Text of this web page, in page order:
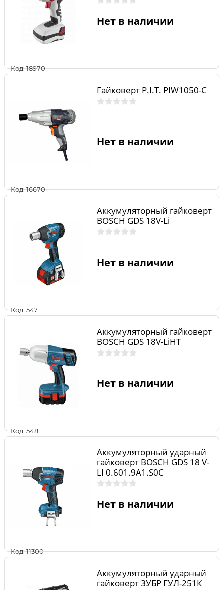
Код: 18970
Нет в наличии
Код: 16670
Гайковерт P.I.T. PIW1050-C
Нет в наличии
Код: 547
Аккумуляторный гайковерт
BOSCH GDS 18V-Li
Нет в наличии
Код: 548
Аккумуляторный гайковерт
BOSCH GDS 18V-LiHT
Нет в наличии
Код: 11300
Аккумуляторный ударный
гайковерт BOSCH GDS 18 V-
LI 0.601.9A1.S0C
Нет в наличии
Аккумуляторный ударный
гайковерт ЗУБР ГУЛ-251К